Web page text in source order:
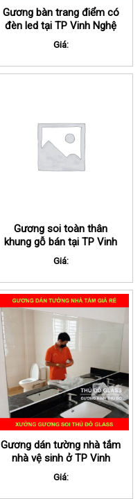
Gương bàn trang điểm có
đèn led tại TP Vinh Nghệ
An
Giá:
Gương soi toàn thân
khung gỗ bán tại TP Vinh
Nghệ An
Giá:
Gương dán tường nhà tắm
nhà vệ sinh ở TP Vinh
Nghệ An
Giá: